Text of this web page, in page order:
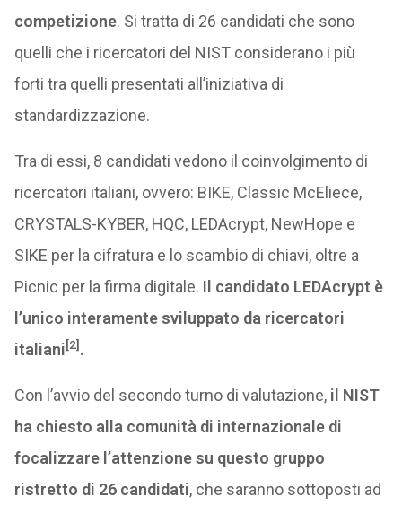
competizione. Si tratta di 26 candidati che sono
quelli che i ricercatori del NIST considerano i più
forti tra quelli presentati all’iniziativa di
standardizzazione.
Tra di essi, 8 candidati vedono il coinvolgimento di
ricercatori italiani, ovvero: BIKE, Classic McEliece,
CRYSTALS-KYBER, HQC, LEDAcrypt, NewHope e
SIKE per la cifratura e lo scambio di chiavi, oltre a
Picnic per la firma digitale. Il candidato LEDAcrypt è
l’unico interamente sviluppato da ricercatori
italiani[2] .
Con l’avvio del secondo turno di valutazione, il NIST
ha chiesto alla comunità di internazionale di
focalizzare l’attenzione su questo gruppo
ristretto di 26 candidati, che saranno sottoposti ad